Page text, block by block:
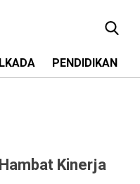
PENDIDIKAN
Kinerja